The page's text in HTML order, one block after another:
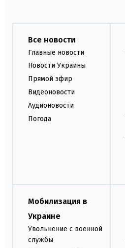
Все новости
Главные новости
Новости Украины
Прямой эфир
Видеоновости
Аудионовости
Погода
Мобилизация в
Украине
Увольнение с военной
службы